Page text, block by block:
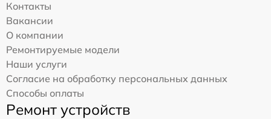
Контакты
Вакансии
О компании
Ремонтируемые модели
Наши услуги
Согласие на обработку персональных данных
Способы оплаты
Ремонт устройств